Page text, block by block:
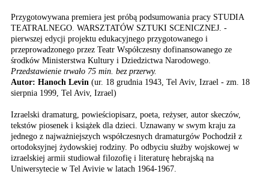
Przygotowywana premiera jest próbą podsumowania pracy STUDIA
TEATRALNEGO. WARSZTATÓW SZTUKI SCENICZNEJ. -
pierwszej edycji projektu edukacyjnego przygotowanego i
przeprowadzonego przez Teatr Współczesny dofinansowanego ze
środków Ministerstwa Kultury i Dziedzictwa Narodowego.
Przedstawienie trwało 75 min. bez przerwy.
Autor: Hanoch Levin (ur. 18 grudnia 1943, Tel Aviv, Izrael - zm. 18
sierpnia 1999, Tel Aviv, Izrael)
Izraelski dramaturg, powieściopisarz, poeta, reżyser, autor skeczów,
tekstów piosenek i książek dla dzieci. Uznawany w swym kraju za
jednego z najważniejszych współczesnych dramaturgów Pochodził z
ortodoksyjnej żydowskiej rodziny. Po odbyciu służby wojskowej w
izraelskiej armii studiował filozofię i literaturę hebrajską na
Uniwersytecie w Tel Avivie w latach 1964-1967.